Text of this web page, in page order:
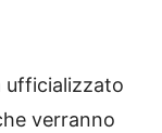
ufficializzato
verranno